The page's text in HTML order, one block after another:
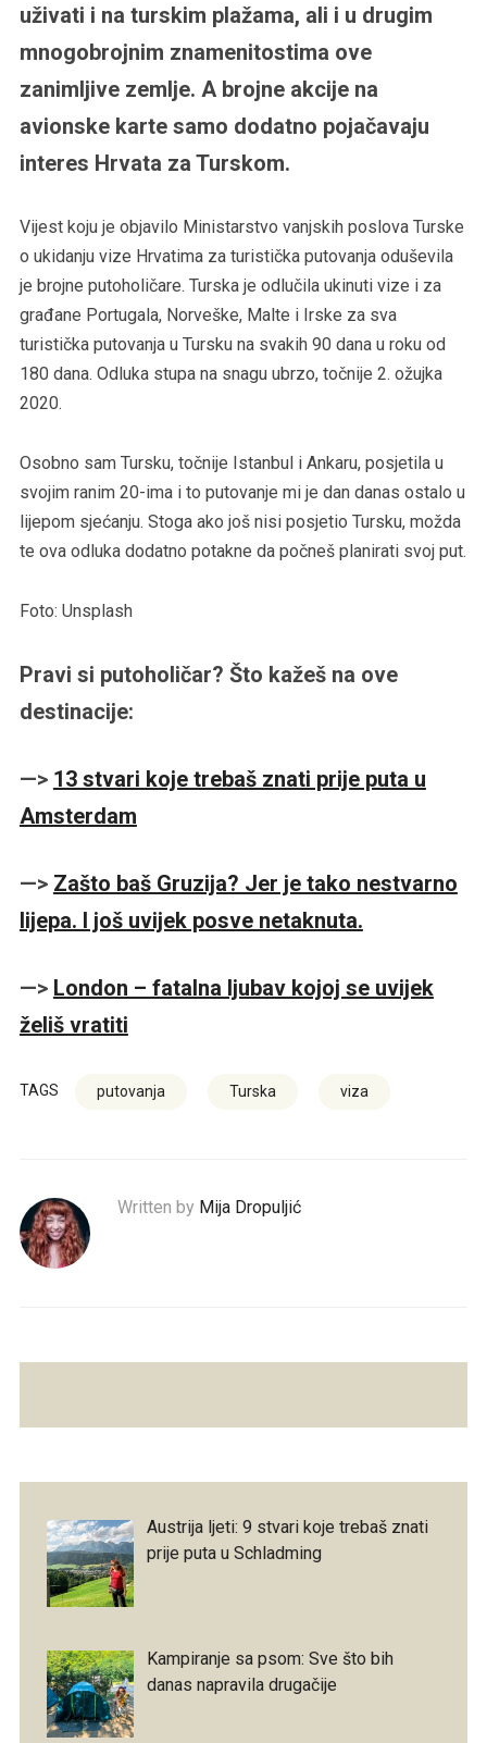
uživati i na turskim plažama, ali i u drugim
mnogobrojnim znamenitostima ove
zanimljive zemlje. A brojne akcije na
avionske karte samo dodatno pojačavaju
interes Hrvata za Turskom.
Vijest koju je objavilo Ministarstvo vanjskih poslova Turske
o ukidanju vize Hrvatima za turistička putovanja oduševila
je brojne putoholičare. Turska je odlučila ukinuti vize i za
građane Portugala, Norveške, Malte i Irske za sva
turistička putovanja u Tursku na svakih 90 dana u roku od
180 dana. Odluka stupa na snagu ubrzo, točnije 2. ožujka
2020.
Osobno sam Tursku, točnije Istanbul i Ankaru, posjetila u
svojim ranim 20-ima i to putovanje mi je dan danas ostalo u
lijepom sjećanju. Stoga ako još nisi posjetio Tursku, možda
te ova odluka dodatno potakne da počneš planirati svoj put.
Foto: Unsplash
Pravi si putoholičar? Što kažeš na ove
destinacije:
—> 13 stvari koje trebaš znati prije puta u
Amsterdam
—> Zašto baš Gruzija? Jer je tako nestvarno
lijepa. I još uvijek posve netaknuta.
—> London – fatalna ljubav kojoj se uvijek
želiš vratiti
TAGS putovanja Turska viza
Written by Mija Dropuljić
Austrija ljeti: 9 stvari koje trebaš znati
prije puta u Schladming
Kampiranje sa psom: Sve što bih
danas napravila drugačije